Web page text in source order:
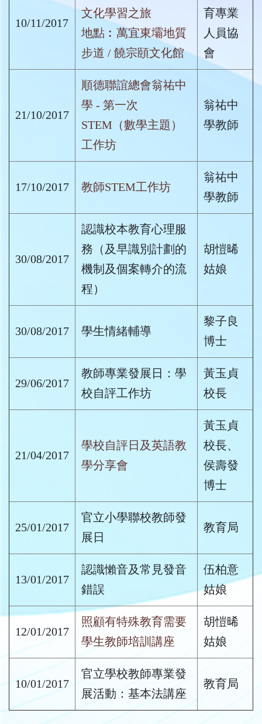
10/11/2017
文化學習之旅
地點︰萬宜東壩地質
步道 / 饒宗頤文化館
育專業
人員協
會
21/10/2017
順德聯誼總會翁祐中
學 - 第一次
STEM（數學主題）
工作坊
翁祐中
學教師
17/10/2017 教師STEM工作坊
翁祐中
學教師
30/08/2017
認識校本教育心理服
務（及早識別計劃的
機制及個案轉介的流
程）
胡愷晞
姑娘
30/08/2017 學生情緒輔導
黎子良
博士
29/06/2017
教師專業發展日：學
校自評工作坊
黃玉貞
校長
21/04/2017
學校自評日及英語教
學分享會
黃玉貞
校長、
侯壽發
博士
25/01/2017
官立小學聯校教師發
展日
教育局
13/01/2017
認識懶音及常見發音
錯誤
伍柏意
姑娘
12/01/2017
照顧有特殊教育需要
學生教師培訓講座
胡愷晞
姑娘
10/01/2017
官立學校教師專業發
展活動：基本法講座
教育局